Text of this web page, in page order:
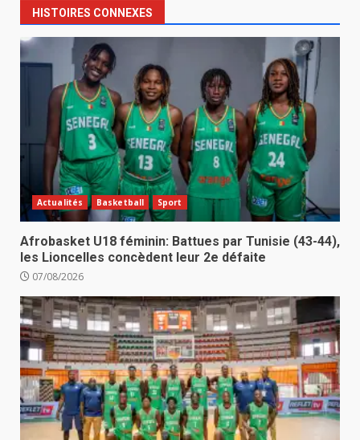
HISTOIRES CONNEXES
Actualités Basketball Sport
Afrobasket U18 féminin: Battues par Tunisie (43-44),
les Lioncelles concèdent leur 2e défaite
07/08/2026